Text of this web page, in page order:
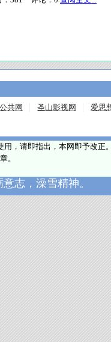
公共网 圣山影视网 爱思
，请即指出，本网即予改正。
。
志，澡雪精神。